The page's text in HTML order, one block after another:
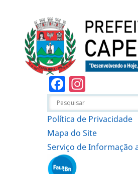
Facebook
Política de Privacidade
Mapa do Site
Serviço de Informação